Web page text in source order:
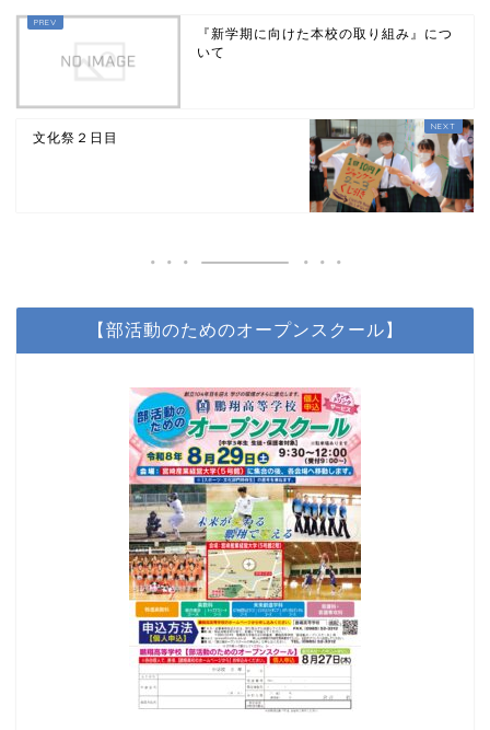
『新学期に向けた本校の取り組み』につ
いて
文化祭２日目
【部活動のためのオープンスクール】